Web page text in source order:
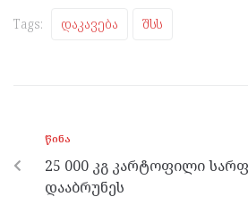
ce
k
itt se e
Tags: Დაკავება Შსს
ᲬᲘᲜᲐ
25 000 კგ კარტოფილი
დააბრუნეს